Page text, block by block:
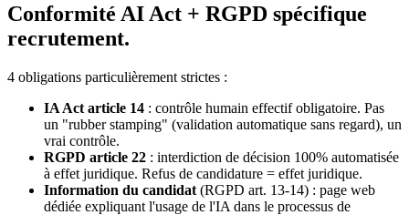
Conformité AI Act + RGPD spécifique
recrutement.
4 obligations particulièrement strictes :
IA Act article 14 : contrôle humain effectif obligatoire. Pas
un "rubber stamping" (validation automatique sans regard), un
vrai contrôle.
RGPD article 22 : interdiction de décision 100% automatisée
à effet juridique. Refus de candidature = effet juridique.
Information du candidat (RGPD art. 13-14) : page web
dédiée expliquant l'usage de l'IA dans le processus de